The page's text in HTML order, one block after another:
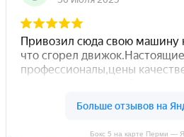
Бокс 5 на карте Перми —